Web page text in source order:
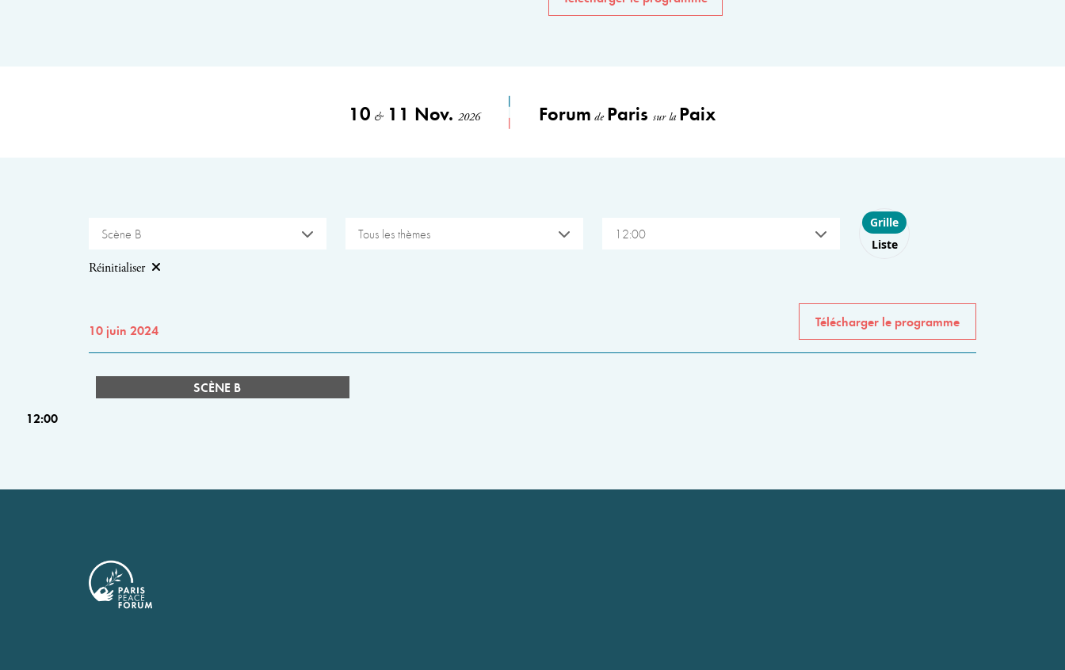
10 &11 Nov. 2026 Forum de Paris sur la Paix
Scène B Tous les thèmes 12:00
Choose layout
Grille
Liste
Réinitialiser
10 juin 2024
Télécharger le programme
SCÈNE B
12:00